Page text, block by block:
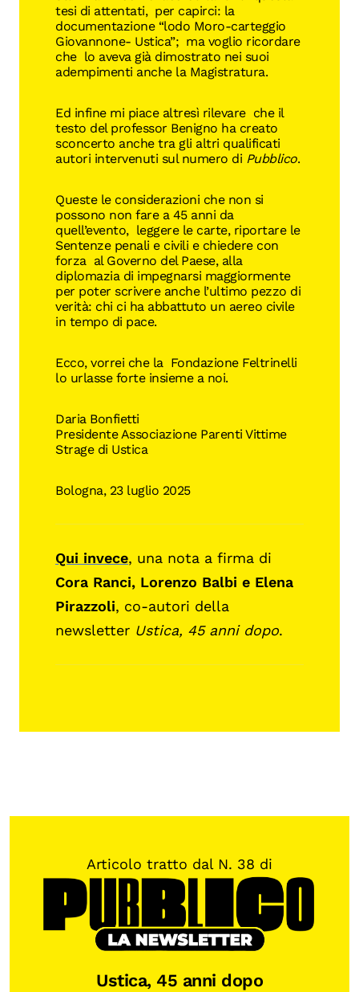
tesi di attentati, per capirci: la
documentazione “lodo Moro-carteggio
Giovannone- Ustica”; ma voglio ricordare
che lo aveva già dimostrato nei suoi
adempimenti anche la Magistratura.
Ed infine mi piace altresì rilevare che il
testo del professor Benigno ha creato
sconcerto anche tra gli altri qualificati
autori intervenuti sul numero di Pubblico.
Queste le considerazioni che non si
possono non fare a 45 anni da
quell’evento, leggere le carte, riportare le
Sentenze penali e civili e chiedere con
forza al Governo del Paese, alla
diplomazia di impegnarsi maggiormente
per poter scrivere anche l’ultimo pezzo di
verità: chi ci ha abbattuto un aereo civile
in tempo di pace.
Ecco, vorrei che la Fondazione Feltrinelli
lo urlasse forte insieme a noi.
Daria Bonfietti
Presidente Associazione Parenti Vittime
Strage di Ustica
Bologna, 23 luglio 2025
Qui invece, una nota a firma di
Cora Ranci, Lorenzo Balbi e Elena
Pirazzoli, co-autori della
newsletter Ustica, 45 anni dopo.
Articolo tratto dal N. 38 di
Ustica, 45 anni dopo